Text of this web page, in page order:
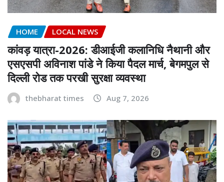
HOME LOCAL NEWS
कांवड़ यात्रा-2026: डीआईजी कलानिधि नैथानी और
एसएसपी अविनाश पांडे ने किया पैदल मार्च, बेगमपुल से
दिल्ली रोड तक परखी सुरक्षा व्यवस्था
thebharat times Aug 7, 2026